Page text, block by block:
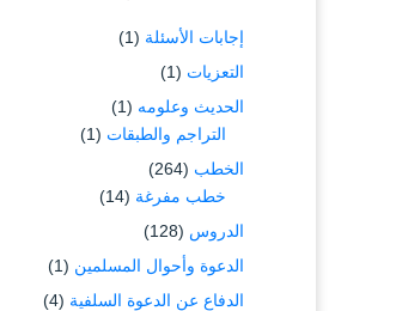
إجابات الأسئلة (1)
التعزيات (1)
الحديث وعلومه (1)
التراجم والطبقات (1)
الخطب (264)
خطب مفرغة (14)
الدروس (128)
الدعوة وأحوال المسلمين (1)
الدفاع عن الدعوة السلفية (4)